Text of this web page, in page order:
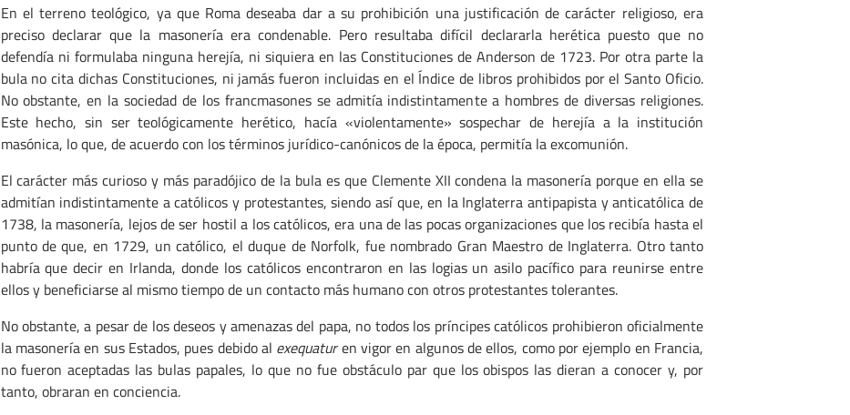
En el terreno teológico, ya que Roma deseaba dar a su prohibición una justificación de carácter religioso, era
preciso declarar que la masonería era condenable. Pero resultaba difícil declararla herética puesto que no
defendía ni formulaba ninguna herejía, ni siquiera en las Constituciones de Anderson de 1723. Por otra parte la
bula no cita dichas Constituciones, ni jamás fueron incluidas en el Índice de libros prohibidos por el Santo Oficio.
No obstante, en la sociedad de los francmasones se admitía indistintamente a hombres de diversas religiones.
Este hecho, sin ser teológicamente herético, hacía «violentamente» sospechar de herejía a la institución
masónica, lo que, de acuerdo con los términos jurídico-canónicos de la época, permitía la excomunión.
El carácter más curioso y más paradójico de la bula es que Clemente XII condena la masonería porque en ella se
admitían indistintamente a católicos y protestantes, siendo así que, en la Inglaterra antipapista y anticatólica de
1738, la masonería, lejos de ser hostil a los católicos, era una de las pocas organizaciones que los recibía hasta el
punto de que, en 1729, un católico, el duque de Norfolk, fue nombrado Gran Maestro de Inglaterra. Otro tanto
habría que decir en Irlanda, donde los católicos encontraron en las logias un asilo pacífico para reunirse entre
ellos y beneficiarse al mismo tiempo de un contacto más humano con otros protestantes tolerantes.
No obstante, a pesar de los deseos y amenazas del papa, no todos los príncipes católicos prohibieron oficialmente
la masonería en sus Estados, pues debido al exequaturen vigor en algunos de ellos, como por ejemplo en Francia,
no fueron aceptadas las bulas papales, lo que no fue obstáculo par que los obispos las dieran a conocer y, por
tanto, obraran en conciencia.